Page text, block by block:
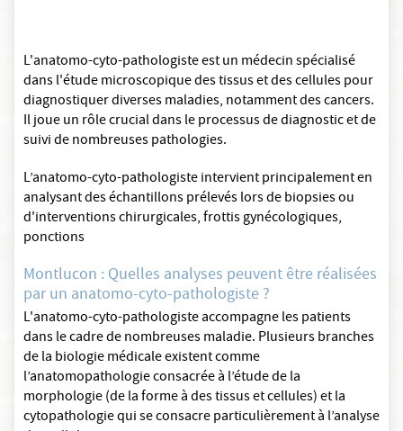
L'anatomo-cyto-pathologiste est un médecin spécialisé
dans l'étude microscopique des tissus et des cellules pour
diagnostiquer diverses maladies, notamment des cancers.
Il joue un rôle crucial dans le processus de diagnostic et de
suivi de nombreuses pathologies.
L’anatomo-cyto-pathologiste intervient principalement en
analysant des échantillons prélevés lors de biopsies ou
d'interventions chirurgicales, frottis gynécologiques,
ponctions
Montlucon : Quelles analyses peuvent être réalisées
par un anatomo-cyto-pathologiste ?
L'anatomo-cyto-pathologiste accompagne les patients
dans le cadre de nombreuses maladie. Plusieurs branches
de la biologie médicale existent comme
l’anatomopathologie consacrée à l’étude de la
morphologie (de la forme à des tissus et cellules) et la
cytopathologie qui se consacre particulièrement à l’analyse